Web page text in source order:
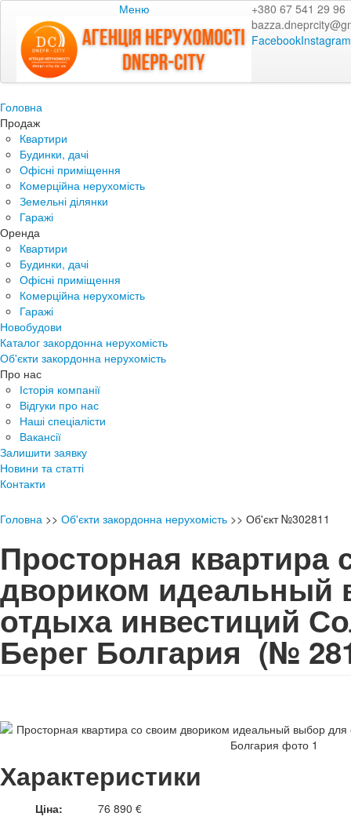
Меню
+380 67 541 29 96
FacebookInstagram
Головна
Продаж
Квартири
Будинки, дачі
Офісні приміщення
Комерційна нерухомість
Земельні ділянки
Гаражі
Оренда
Квартири
Будинки, дачі
Офісні приміщення
Комерційна нерухомість
Гаражі
Новобудови
Каталог закордонна нерухомість
Об'єкти закордонна нерухомість
Про нас
Історія компанії
Відгуки про нас
Наші спеціалісти
Вакансії
Залишити заявку
Новини та статті
Контакти
Головна >> Об'єкти закордонна нерухомість >> Об'єкт №302811
Просторная квартира
двориком идеальный
отдыха инвестиций
Берег Болгария (№
Характеристики
Ціна:
76 890 €